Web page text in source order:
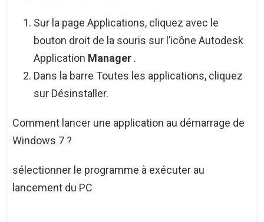
Sur la page Applications, cliquez avec le
bouton droit de la souris sur l’icône Autodesk
Application Manager .
Dans la barre Toutes les applications, cliquez
sur Désinstaller.
Comment lancer une application au démarrage de
Windows 7 ?
sélectionner le programme à exécuter au
lancement du PC